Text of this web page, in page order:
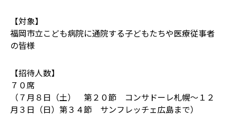
【対象】
福岡市立こども病院に通院する子どもたちや医療従事者
の皆様
【招待人数】
７０席
（７月８日（土） 第２０節 コンサドーレ札幌～１２
月３日（日）第３４節 サンフレッチェ広島まで）